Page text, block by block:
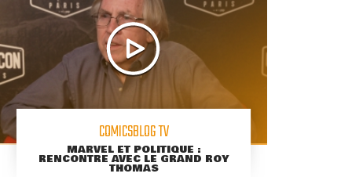
COMICSBLOG TV
MARVEL ET POLITIQUE :
RENCONTRE AVEC LE GRAND ROY
THOMAS